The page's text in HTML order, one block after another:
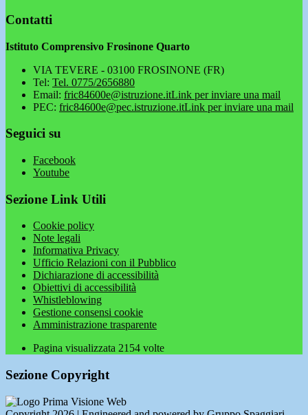
Contatti
Istituto Comprensivo Frosinone Quarto
VIA TEVERE - 03100 FROSINONE (FR)
Tel: Tel. 0775/2656880
Email: fric84600e@istruzione.itLink per inviare una mail
PEC: fric84600e@pec.istruzione.itLink per inviare una mail
Seguici su
Facebook
Youtube
Sezione Link Utili
Cookie policy
Note legali
Informativa Privacy
Ufficio Relazioni con il Pubblico
Dichiarazione di accessibilità
Obiettivi di accessibilità
Whistleblowing
Gestione consensi cookie
Amministrazione trasparente
Pagina visualizzata 2154 volte
Sezione Copyright